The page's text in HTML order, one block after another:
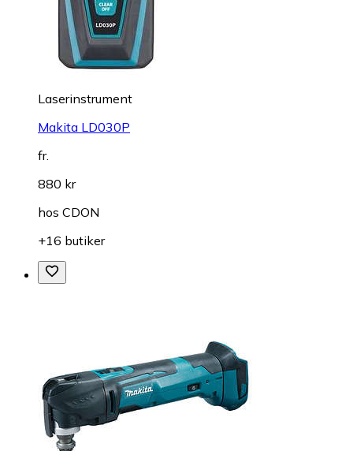
Laserinstrument
Makita LD030P
fr.
880 kr
hos CDON
+16 butiker